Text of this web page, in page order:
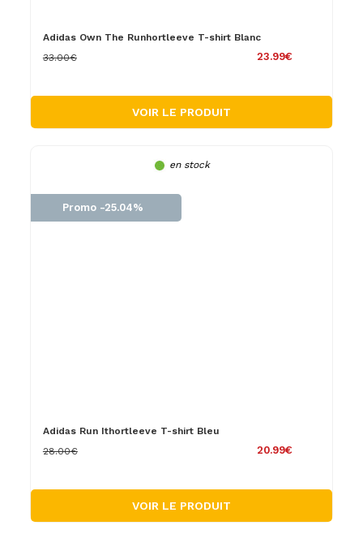
Adidas Own The Runhortleeve T-shirt Blanc
23.99€
33.00€
VOIR LE PRODUIT
en stock
Promo -25.04%
Adidas Run Ithortleeve T-shirt Bleu
20.99€
28.00€
VOIR LE PRODUIT